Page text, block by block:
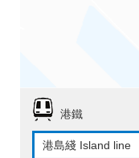
港鐵
港島綫 Island line